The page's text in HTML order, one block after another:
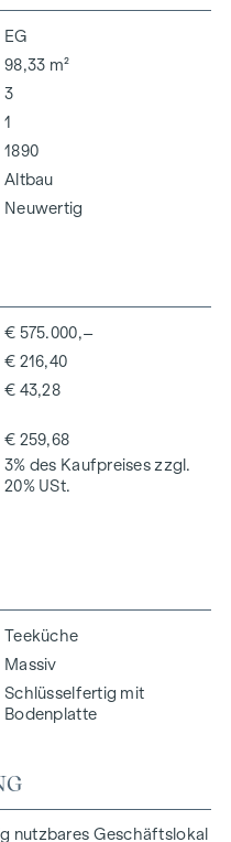
EG
98,33 m²
3
1
1890
Altbau
Neuwertig
€ 575.000,–
€ 216,40
€ 43,28
€ 259,68
3% des Kaufpreises zzgl.
20% USt.
Teeküche
Massiv
Schlüsselfertig mit
Bodenplatte
nutzbares Geschäftslokal